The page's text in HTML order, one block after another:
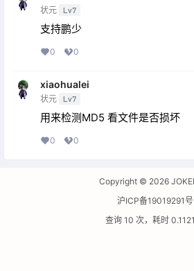
状元 Lv7
支持鹏少
0 0
xiaohualei
状元 Lv7
用来检测MD5 看文件是否损坏
0 0
Copyright © 2026
沪ICP备19019291号
查询 10 次，耗时